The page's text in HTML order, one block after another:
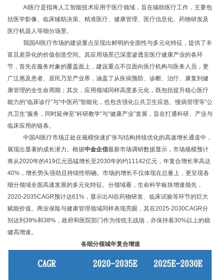
AI医疗是指将人工智能技术应用于医疗领域，旨在辅助医疗工作，主要包
括医学影像、临床辅助决策、精准医疗、健康管理、医疗信息化、药物研发及
医疗机器人等细分场景。
我国AI医疗市场的建设重点呈现出鲜明的全面性与多元化特征，提供了丰
富且差异化的价值创造空间。其应用场景已深度渗透至医疗健康产业的各环
节，首先在服务对象的覆盖面上，建设重点不仅面向医疗机构与医务人员，更
广泛惠及患者、居民乃至产业界，涵盖了从疾病预防、诊断、治疗、康复到健
康管理的全生命周期；其次，应用领域同样高度多元化，既包括提升核心医疗
能力的“临床诊疗”与“中医药”智能化，也包含强化公共卫生应急、慢病管理等“公
共卫生”服务，同时延伸至“科研教学”与“健康产业”发展，旨在打通科研、产业与
临床应用的链条。
中国AI医疗市场正处在规模快速扩张与结构持续优化的高速增长通道中，
展现出显著的成长潜力。 根据中金企信最新市场调研数据显示， 市场规模预计
将从2020年的419亿元迅猛增长至2030年的约11142亿元，年复合增长率高达
40%，增长势头强劲且持续性明确。市场的增长不仅体现在总量上，更呈现各
细分领域全面高速发展的多元化特征。分领域看，生命科学板块增速领先，
2020-2035CAGR预计达61%，显示出AI在药物研发、临床试验等环节的巨大
赋能价值。商业保险与健康管理领域同样表现亮眼，其在2025-2030CAGR分
别达到39%和38%，政府和医院部门作为传统主战场，亦保持着30%以上的稳
健高增速。
各细分领城年复合增速